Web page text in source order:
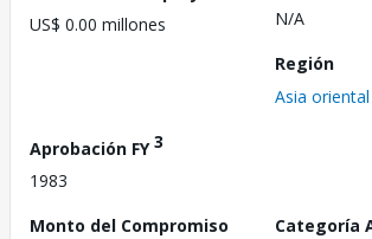
US$ 0.00 millones
N/A
Región
Asia
Aprobación FY3
1983
Monto del Compromiso
Categoría